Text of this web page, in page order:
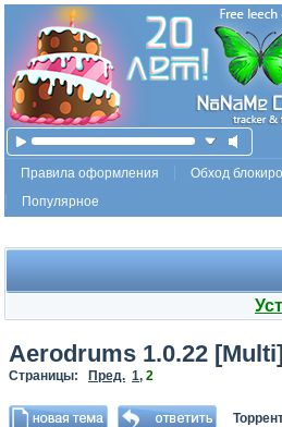
Правила оформления
Обход
Популярное
Aerodrums 1.0.22 [Multi]
Страницы: Пред. 1, 2